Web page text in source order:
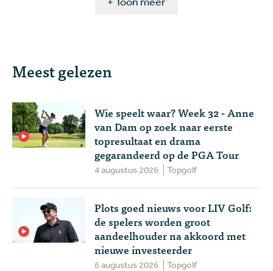
Meest gelezen
Wie speelt waar? Week 32 - Anne
van Dam op zoek naar eerste
topresultaat en drama
gegarandeerd op de PGA Tour
4 augustus 2026 Topgolf
Plots goed nieuws voor LIV Golf:
de spelers worden groot
aandeelhouder na akkoord met
nieuwe investeerder
6 augustus 2026 Topgolf